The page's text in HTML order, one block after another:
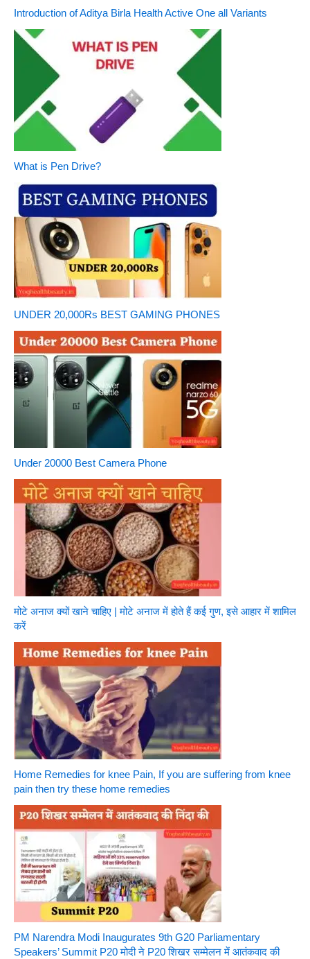
Introduction of Aditya Birla Health Active One all Variants
What is Pen Drive?
UNDER 20,000Rs BEST GAMING PHONES
Under 20000 Best Camera Phone
मोटे अनाज क्यों खाने चाहिए | मोटे अनाज में होते हैं कई गुण, इसे आहार में शामिल
करें
Home Remedies for knee Pain, If you are suffering from knee
pain then try these home remedies
PM Narendra Modi Inaugurates 9th G20 Parliamentary
Speakers’ Summit P20 मोदी ने P20 शिखर सम्मेलन में आतंकवाद की